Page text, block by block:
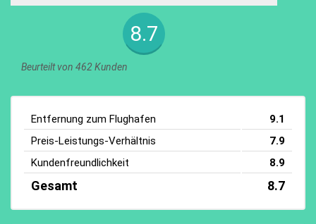
8.7
Beurteilt von 462 Kunden
Entfernung zum Flughafen
9.1
Preis-Leistungs-Verhältnis
7.9
Kundenfreundlichkeit
8.9
Gesamt 8.7